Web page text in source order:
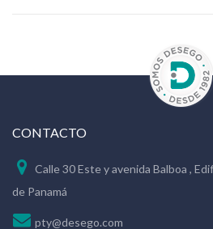
CONTACTO
Calle 30 Este y avenida Balboa ,
de Panamá
pty@desego.com